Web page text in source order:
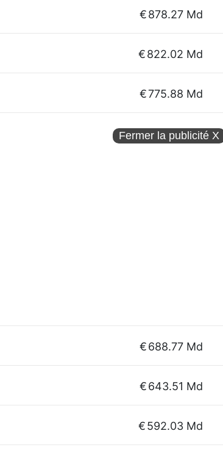
€878.27 Md
€822.02 Md
€775.88 Md
Fermer la publicité X
€688.77 Md
€643.51 Md
€592.03 Md